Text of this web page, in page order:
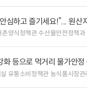
심하고 즐기세요!”... 원산
양식정책관 수산물안전정책과
화 등으로 먹거리 물가안정
유통소비정책관 농식품시장관